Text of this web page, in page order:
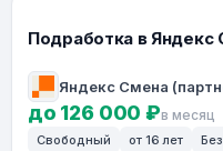
Подработка в Яндекс
Яндекс Смена
до 126 000 ₽в месяц
Свободный от 16 лет